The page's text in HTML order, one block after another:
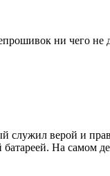
ни чего не
верой и
На самом